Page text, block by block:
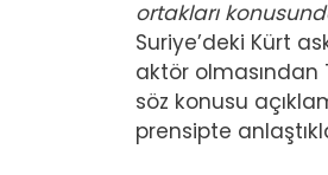
ortakları
Suriye’deki Kürt
aktör olmasından
söz konusu
prensipte